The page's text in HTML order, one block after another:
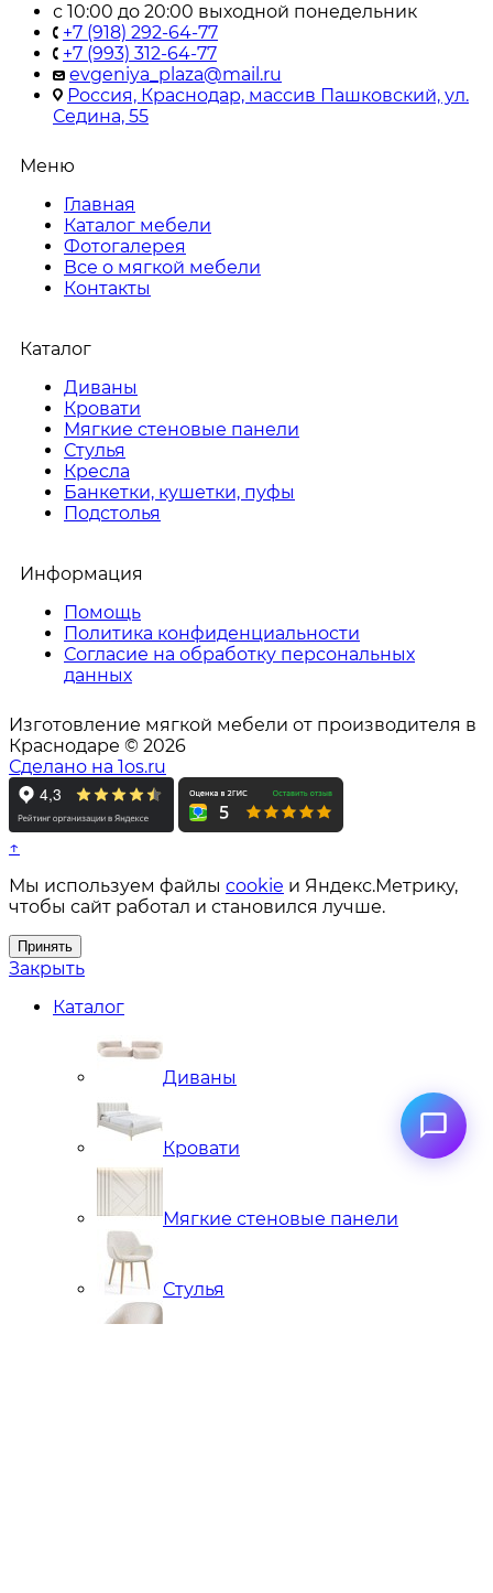
с 10:00 до 20:00 выходной понедельник
+7 (918) 292-64-77
+7 (993) 312-64-77
evgeniya_plaza@mail.ru
Россия, Краснодар, массив Пашковский, ул.
Седина, 55
Меню
Главная
Каталог мебели
Фотогалерея
Все о мягкой мебели
Контакты
Каталог
Диваны
Кровати
Мягкие стеновые панели
Стулья
Кресла
Банкетки, кушетки, пуфы
Подстолья
Информация
Помощь
Политика конфиденциальности
Согласие на обработку персональных
данных
Изготовление мягкой мебели от производителя в
Краснодаре © 2026
Сделано на 1os.ru
↑
Мы используем файлы cookie и Яндекс.Метрику,
чтобы сайт работал и становился лучше.
Принять
Закрыть
Каталог
Диваны
Кровати
Мягкие стеновые панели
Стулья